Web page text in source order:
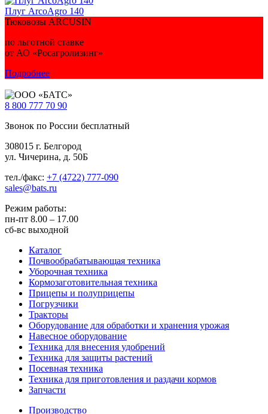
Плуг ArcoAgro 140
Тюковозы ARCUSIN
по льготной ставке
от АО «Росагролизинг»
Подробнее
8 800 777 70 90
Звонок по России бесплатный
308015 г. Белгород
ул. Чичерина, д. 50Б
тел./факс: +7 (4722) 777-090
sales@bats.ru
Режим работы:
пн-пт 8.00 – 17.00
сб-вс выходной
Каталог
Почвообрабатывающая техника
Уборочная техника
Кормозаготовительная техника
Прицепы и полуприцепы
Погрузчики
Тракторы
Оборудование для обработки и хранения урожая
Навесное оборудование
Техника для внесения удобрений
Техника для защиты растений
Посевная техника
Техника для приготовления и раздачи кормов
Запчасти
Производство